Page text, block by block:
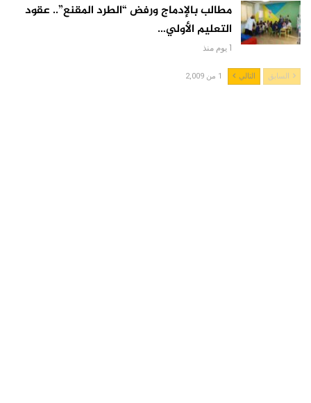
مطالب بالإدماج ورفض “الطرد المقنع”.. عقود
التعليم الأولي…
1 يوم منذ
السابق التالي 1 من 2,009